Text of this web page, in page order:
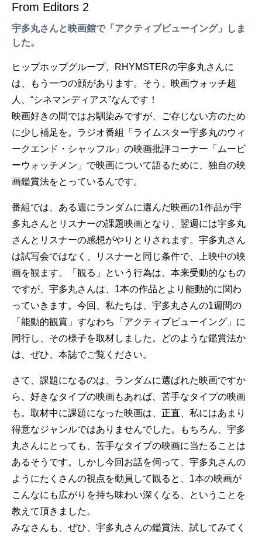
From Editors 2
宇多丸さんと映画館で「アクティブビューイング」しま
した。
ヒップホップグループ、RHYMSTERの宇多丸さんに
は、もう一つの顔があります。そう、映画ウォッチ超
人、“シネマンディアス”なんです！
映画好きの間ではお馴染みですが、ご存じない方のため
に少し補足を。ラジオ番組「ライムスター宇多丸のウィ
ークエンド・シャッフル」の映画批評コーナー「ムービ
ーウォッチメン」で映画について語るために、独自の映
画鑑賞法をとっているんです。
番組では、ある週にランダムに選んだ映画の1作品が宇
多丸さんとリスナーの課題映画となり、翌週には宇多丸
さんとリスナーの感想がやりとりされます。宇多丸さん
は試写会ではなく、リスナーと同じ条件で、上映中の映
画を観ます。「観る」という行為は、本来受動的なもの
ですが、宇多丸さんは、1本の作品とより能動的に関わ
っていきます。今回、私たちは、宇多丸さんの1週間の
「能動的観賞」すなわち「アクティブビューイング」に
同行し、その様子を取材しました。どのような鑑賞法か
は、ぜひ、本誌でご覧ください。
さて、課題になるのは、ランダムに選ばれた映画ですか
ら、好きなタイプの映画もあれば、苦手なタイプの映画
も。取材中に課題になった映画は、正直、私にはあまり
得意なジャンルではありませんでした。もちろん、宇多
丸さんにとっても、苦手なタイプの映画に当たることは
あるそうです。しかし今回お話を伺って、宇多丸さんの
ようにたくさんの視点を動員して観ると、1本の映画が
こんなにも広がりを持ち味わい深くなる、ということを
教えて頂きました。
みなさんも、ぜひ、宇多丸さんの鑑賞法、試してみてく